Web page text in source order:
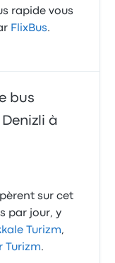
rapide vous
FlixBus.
bus
à
sur cet
par jour, y
Turizm,
Turizm.